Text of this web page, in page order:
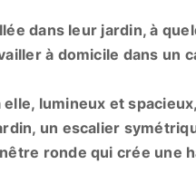
dans leur jardin, à
à domicile dans un
lumineux et
un escalier
ronde qui crée une